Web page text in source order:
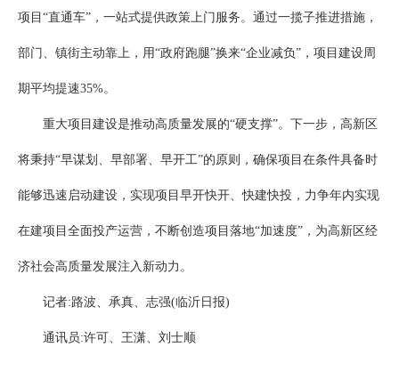
项目“直通车”，一站式提供政策上门服务。通过一揽子推进措施，
部门、镇街主动靠上，用“政府跑腿”换来“企业减负”，项目建设周
期平均提速35%。
重大项目建设是推动高质量发展的“硬支撑”。下一步，高新区
将秉持“早谋划、早部署、早开工”的原则，确保项目在条件具备时
能够迅速启动建设，实现项目早开快开、快建快投，力争年内实现
在建项目全面投产运营，不断创造项目落地“加速度”，为高新区经
济社会高质量发展注入新动力。
记者:路波、承真、志强(临沂日报)
通讯员:许可、王潇、刘士顺